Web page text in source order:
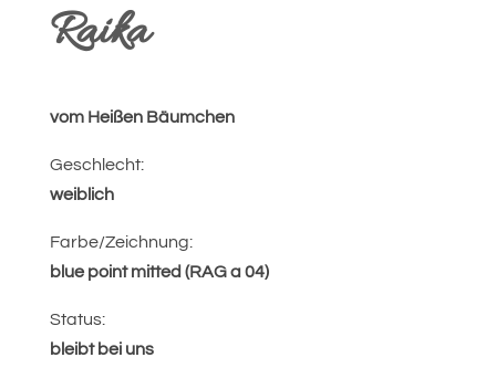
Raika
vom Heißen Bäumchen
Geschlecht:
weiblich
Farbe/Zeichnung:
blue point mitted (RAG a 04)
Status:
bleibt bei uns